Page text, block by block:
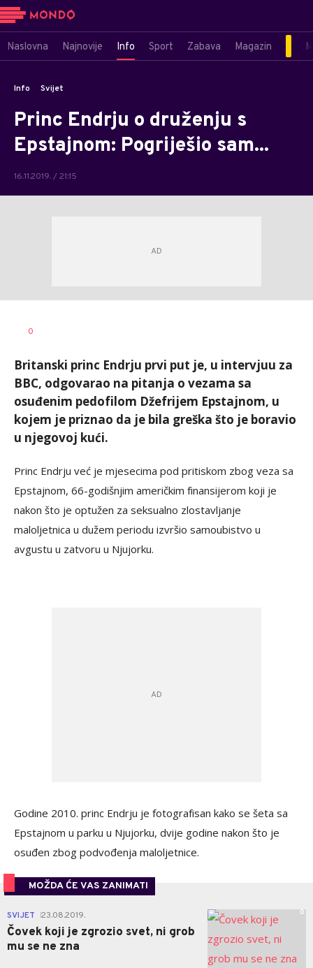
Naslovna Najnovije Info Sport Zabava Magazin
Info Svijet
Princ Endrju o druženju s
Epstajnom: Pogriješio sam...
16.11.2019. / 21:15
AUTOR
0
Britanski princ Endrju prvi put je, u intervjuu za
BBC, odgovarao na pitanja o vezama sa
osuđenim pedofilom Džefrijem Epstajnom, u
kojem je priznao da je bila greška što je boravio
u njegovoj kući.
Princ Endrju već je mjesecima pod pritiskom zbog veza sa
Epstajnom, 66-godišnjim američkim finansijerom koji je
nakon što je optužen za seksualno zlostavljanje
maloljetnica u dužem periodu izvršio samoubistvo u
avgustu u zatvoru u Njujorku.
Godine 2010. princ Endrju je fotografisan kako se šeta sa
Epstajnom u parku u Njujorku, dvije godine nakon što je
osuđen zbog podvođenja maloljetnice.
MOŽDA ĆE VAS ZANIMATI
SVIJET 23.08.2019.
Čovek koji je zgrozio svet, ni grob
mu se ne zna
0